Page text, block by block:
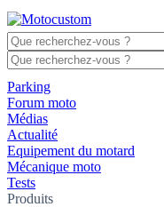
Parking
Forum moto
Médias
Actualité
Equipement du motard
Mécanique moto
Tests
Produits